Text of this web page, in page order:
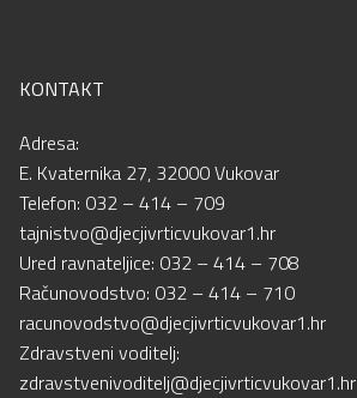
KONTAKT
Adresa:
E. Kvaternika 27, 32000 Vukovar
Telefon: 032 – 414 – 709
tajnistvo@djecjivrticvukovar1.hr
Ured ravnateljice: 032 – 414 – 708
Računovodstvo: 032 – 414 – 710
racunovodstvo@djecjivrticvukovar1.hr
Zdravstveni voditelj:
zdravstvenivoditelj@djecjivrticvukovar1.hr